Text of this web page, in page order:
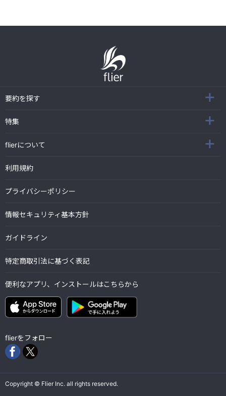
要約を探す
特集
flierについて
利用規約
プライバシーポリシー
情報セキュリティ基本方針
ガイドライン
特定商取引法に基づく表記
便利なアプリ、インストールはこちらから
flierをフォロー
Copyright © Flier Inc. all rights reserved.